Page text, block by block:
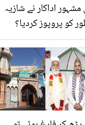
اداکار نے شازیہ
کو پروپوز کردیا؟